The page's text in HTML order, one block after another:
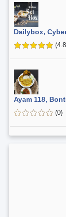
Dailybox,
Ayam 118,
(0)